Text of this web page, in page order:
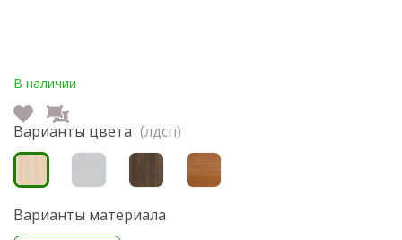
В наличии
Варианты цвета (лдсп)
Варианты материала